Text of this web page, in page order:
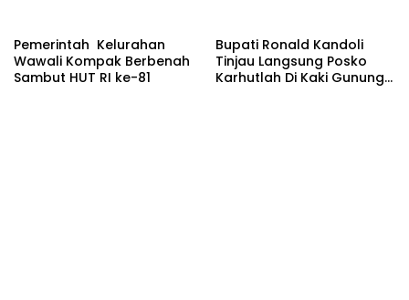
Pemerintah Kelurahan
Wawali Kompak Berbenah
Sambut HUT RI ke-81
Bupati Ronald Kandoli
Tinjau Langsung Posko
Karhutlah Di Kaki Gunung